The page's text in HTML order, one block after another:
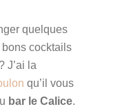
quelques
cocktails
J’ai la
qu’il vous
bar le Calice.